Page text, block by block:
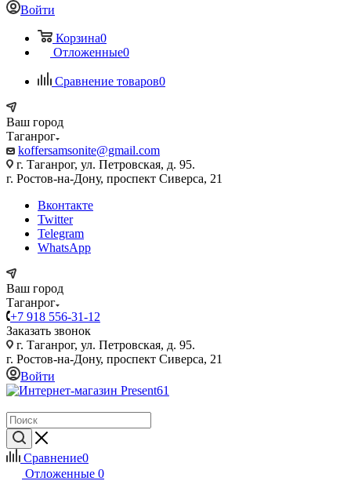
Войти
Корзина0
Отложенные0
Сравнение товаров0
Ваш город
Таганрог
koffersamsonite@gmail.com
г. Таганрог, ул. Петровская, д. 95.
г. Ростов-на-Дону, проспект Сиверса, 21
Вконтакте
Twitter
Telegram
WhatsApp
Ваш город
Таганрог
+7 918 556-31-12
Заказать звонок
г. Таганрог, ул. Петровская, д. 95.
г. Ростов-на-Дону, проспект Сиверса, 21
Войти
Сравнение0
Отложенные 0